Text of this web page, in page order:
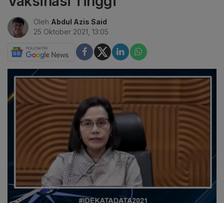
Oleh Abdul Azis Said
25 Oktober 2021, 13:05